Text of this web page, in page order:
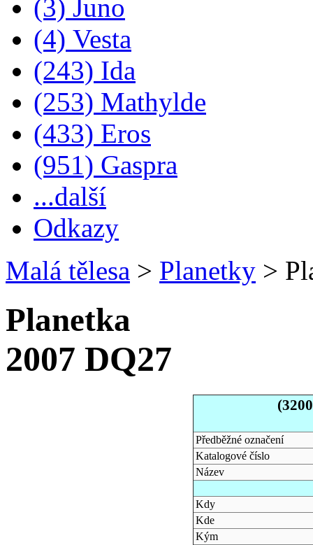
(3) Juno
(4) Vesta
(243) Ida
(253) Mathylde
(433) Eros
(951) Gaspra
...další
Odkazy
Malá tělesa > Planetky >
Planetka
2007 DQ27
Předběžné označení
Katalogové číslo
Název
Kdy
Kde
Kým